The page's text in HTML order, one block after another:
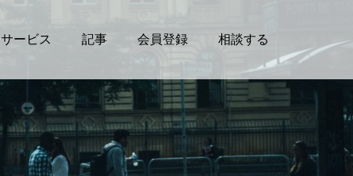
サービス 記事 会員登録 相談する